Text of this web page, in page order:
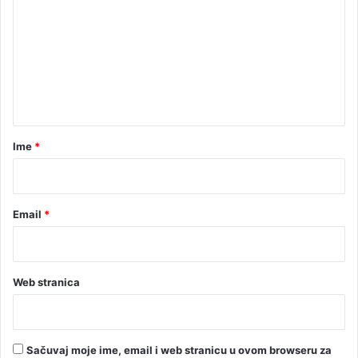
rIme *
Email *
Web stranica
Sačuvaj moje ime, email i web stranicu u ovom browseru za